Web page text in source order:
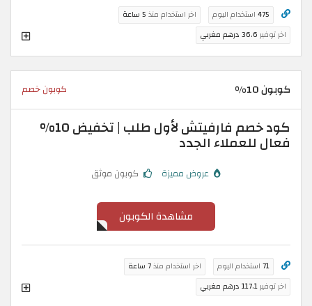
475 استخدام اليوم اخر استخدام منذ 5 ساعة
اخر توفير 36.6 درهم مغربي
كوبون 10% كوبون خصم
كود خصم فارفيتش لأول طلب | تخفيض 10%
فعال للعملاء الجدد
عروض مميزة كوبون موثق
مشاهدة الكوبون
71 استخدام اليوم اخر استخدام منذ7 ساعة
اخر توفير117.1 درهم مغربي